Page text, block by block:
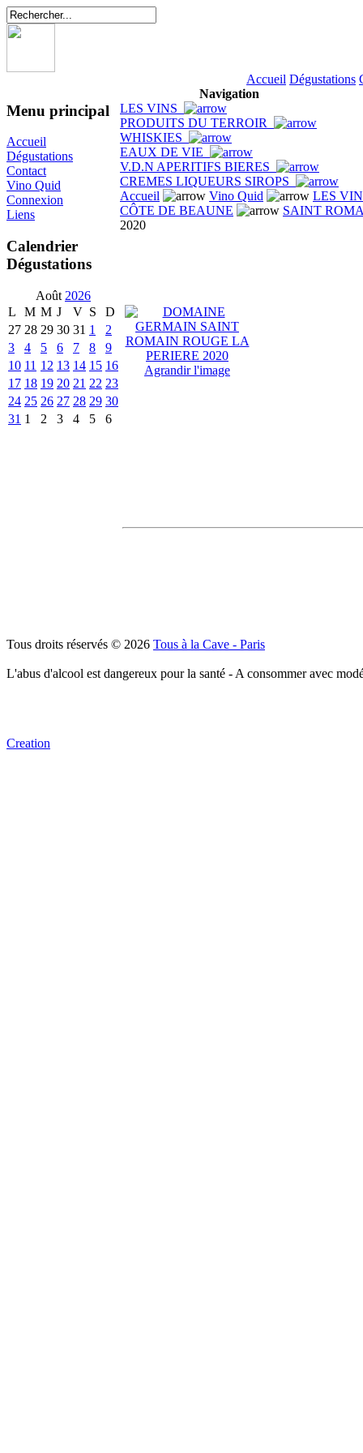
Accueil Dégustations
Menu principal
Accueil
Dégustations
Contact
Vino Quid
Connexion
Liens
Calendrier
Dégustations
Août 2026
L
M M J V S
D
27 28 29 30 31 1
2
3
4 5 6 7 8
9
10 11 12 13 14 15 16
17 18 19 20 21 22 23
24 25 26 27 28 29 30
31 1 2 3 4 5 6
Navigation
LES VINS
PRODUITS DU TERROIR
WHISKIES
EAUX DE VIE
V.D.N APERITIFS BIERES
CREMES LIQUEURS SIROPS
Accueil
Vino Quid
LES
CÔTE DE BEAUNE
SAINT
2020
Agrandir l'image
Tous droits réservés © 2026 Tous à la Cave - Paris
L'abus d'alcool est dangereux pour la santé - A consommer avec
Creation